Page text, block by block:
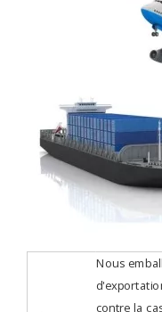
Nous
contre la